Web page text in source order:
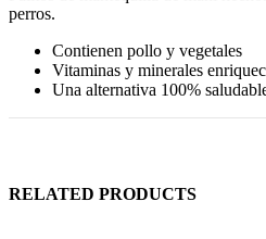
perros.
Contienen pollo y vegetales
Vitaminas y minerales
Una alternativa 100%
RELATED PRODUCTS